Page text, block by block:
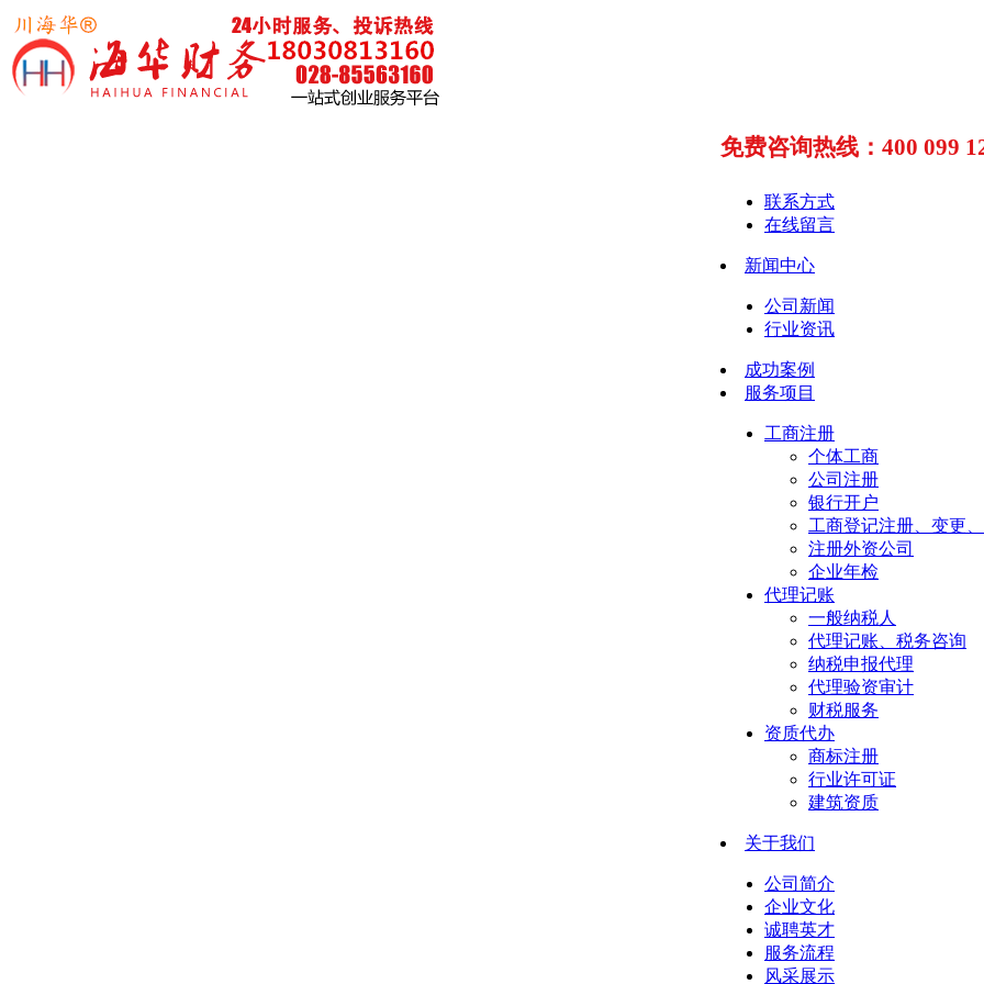
免费咨询热线：400 099
联系方式
在线留言
新闻中心
公司新闻
行业资讯
成功案例
服务项目
工商注册
个体工商
公司注册
银行开户
工商登记注册、变更
注册外资公司
企业年检
代理记账
一般纳税人
代理记账、税务咨询
纳税申报代理
代理验资审计
财税服务
资质代办
商标注册
行业许可证
建筑资质
关于我们
公司简介
企业文化
诚聘英才
服务流程
风采展示